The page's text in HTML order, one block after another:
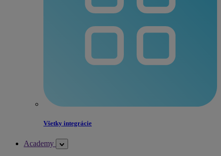
Všetky integrácie
Academy